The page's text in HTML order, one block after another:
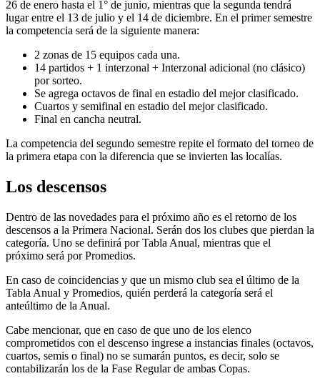
26 de enero hasta el 1° de junio, mientras que la segunda tendrá
lugar entre el 13 de julio y el 14 de diciembre. En el primer semestre
la competencia será de la siguiente manera:
2 zonas de 15 equipos cada una.
14 partidos + 1 interzonal + Interzonal adicional (no clásico)
por sorteo.
Se agrega octavos de final en estadio del mejor clasificado.
Cuartos y semifinal en estadio del mejor clasificado.
Final en cancha neutral.
La competencia del segundo semestre repite el formato del torneo de
la primera etapa con la diferencia que se invierten las localías.
Los descensos
Dentro de las novedades para el próximo año es el retorno de los
descensos a la Primera Nacional. Serán dos los clubes que pierdan la
categoría. Uno se definirá por Tabla Anual, mientras que el
próximo será por Promedios.
En caso de coincidencias y que un mismo club sea el último de la
Tabla Anual y Promedios, quién perderá la categoría será el
anteúltimo de la Anual.
Cabe mencionar, que en caso de que uno de los elenco
comprometidos con el descenso ingrese a instancias finales (octavos,
cuartos, semis o final) no se sumarán puntos, es decir, solo se
contabilizarán los de la Fase Regular de ambas Copas.